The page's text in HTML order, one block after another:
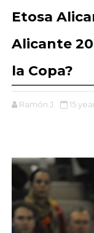
Etosa
Alicante
la Copa?
Ramón J. 15